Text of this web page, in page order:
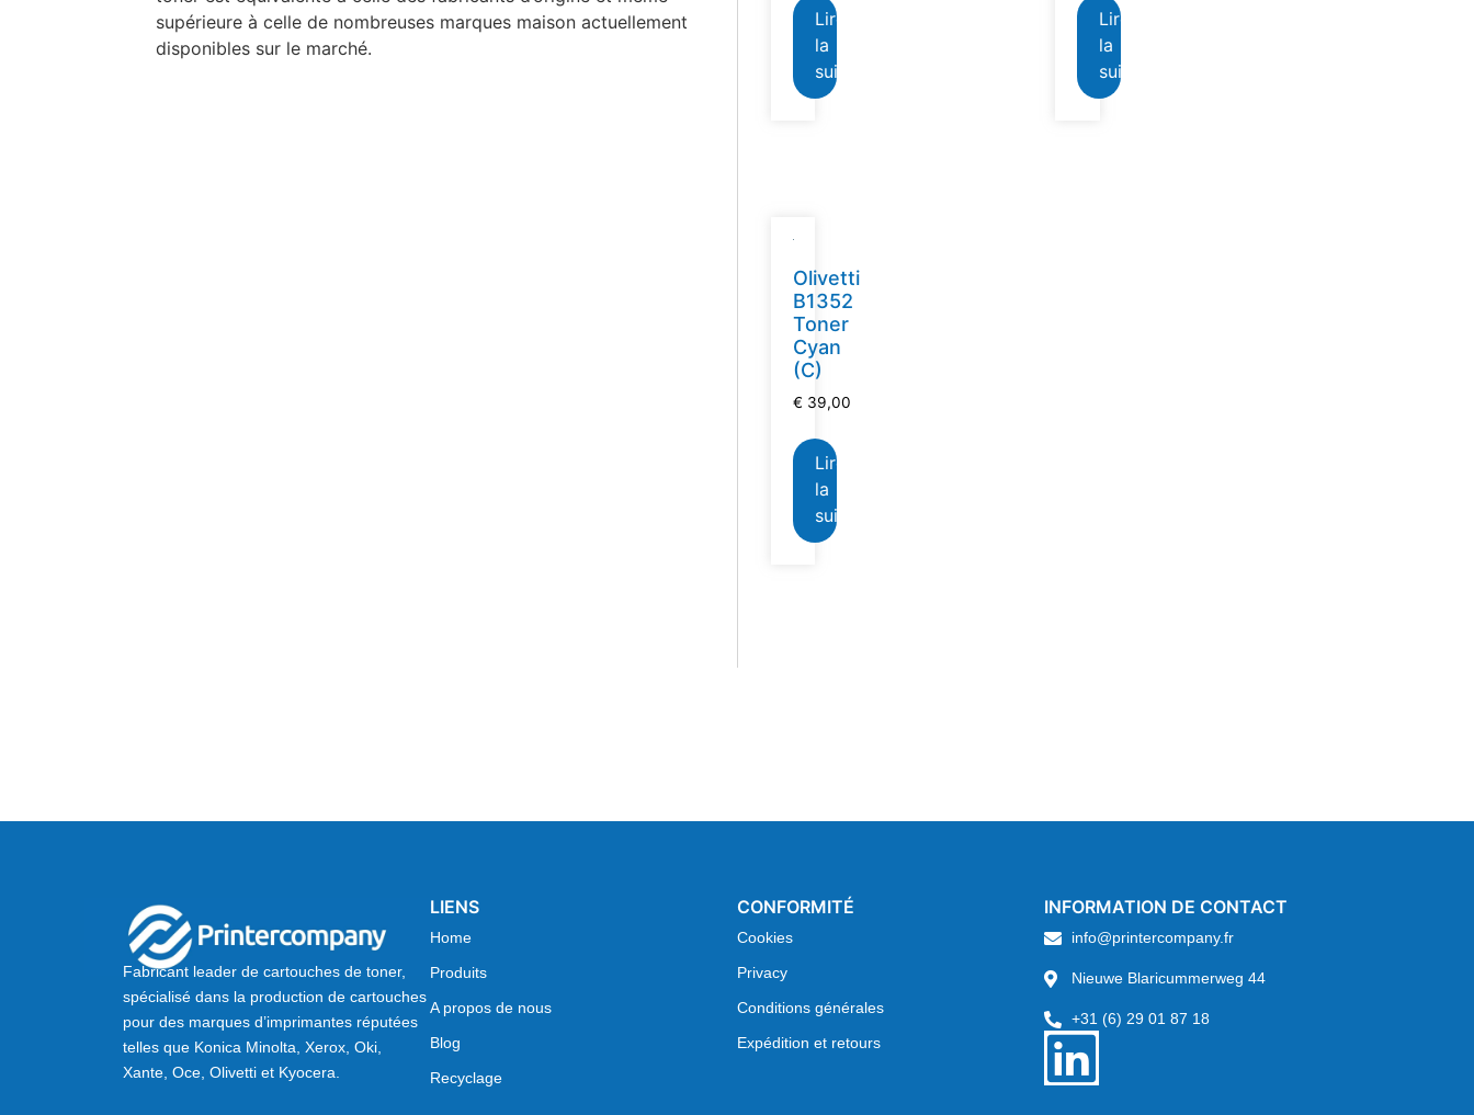
supérieure à celle de nombreuses marques maison actuellement
disponibles sur le marché.
Lire
la
suite
Lire
la
suite
Olivetti
B1352
Toner
Cyan
(C)
€ 39,00
Lire
la
suite
Fabricant leader de cartouches de toner,
spécialisé dans la production de cartouches
pour des marques d’imprimantes réputées
telles que Konica Minolta, Xerox, Oki,
Xante, Oce, Olivetti et Kyocera.
LIENS
Home
Produits
A propos de nous
Blog
Recyclage
CONFORMITÉ
Cookies
Privacy
Conditions générales
Expédition et retours
INFORMATION DE CONTACT
info@printercompany.fr
Nieuwe Blaricummerweg 44
+31 (6) 29 01 87 18